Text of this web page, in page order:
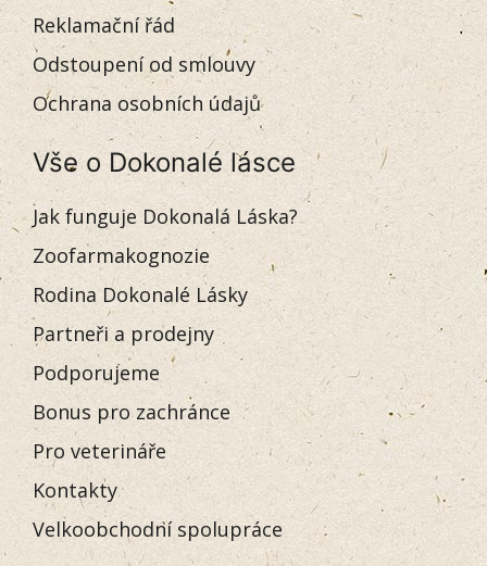
Reklamační řád
Odstoupení od smlouvy
Ochrana osobních údajů
Vše o Dokonalé lásce
Jak funguje Dokonalá Láska?
Zoofarmakognozie
Rodina Dokonalé Lásky
Partneři a prodejny
Podporujeme
Bonus pro zachránce
Pro veterináře
Kontakty
Velkoobchodní spolupráce